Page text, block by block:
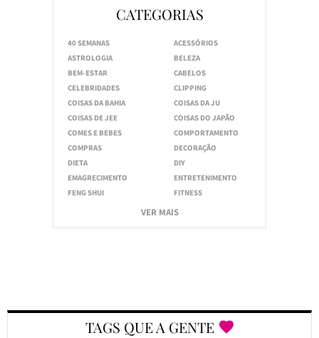
CATEGORIAS
40 SEMANAS
ACESSÓRIOS
ASTROLOGIA
BELEZA
BEM-ESTAR
CABELOS
CELEBRIDADES
CLIPPING
COISAS DA BAHIA
COISAS DA JU
COISAS DE JEE
COISAS DO JAPÃO
COMES E BEBES
COMPORTAMENTO
COMPRAS
DECORAÇÃO
DIETA
DIY
EMAGRECIMENTO
ENTRETENIMENTO
FENG SHUI
FITNESS
VER MAIS
TAGS QUE A GENTE